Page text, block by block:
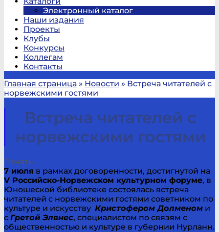
Электронный каталог
Наши издания
Проекты
Клубы
Конкурсы
Коллегам
Контакты
Главная страница » Новости » Встреча читателей с
норвежскими гостями
Встреча читателей с
норвежскими гостями
Печать
7 июля в рамках договоренности, достигнутой на
V Российско-Норвежском культурном форуме, в
Юношеской библиотеке состоялась встреча
читателей с норвежскими гостями советником по
культуре и искусству Кристофером Долменом и
с Гретой Элвнес, специалистом по связям с
общественностью и культуре в губернии Нурланн.